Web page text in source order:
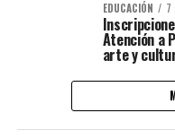
EDUCACIÓN 7
Atención a
arte y